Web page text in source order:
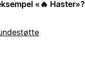
«🔥 Haster»?